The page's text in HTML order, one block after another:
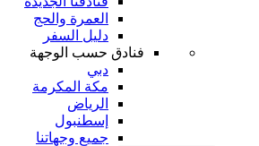
العمرة والحج
دليل السفر
فنادق حسب الوجهة
دبي
مكة المكرمة
الرياض
إسطنبول
جميع وجهاتنا